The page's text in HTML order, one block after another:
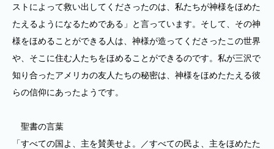
ストによって救い出してくださったのは、私たちが神様をほめた
たえるようになるためである」と言っています。そして、その神
様をほめることができる人は、神様が造ってくださったこの世界
や、そこに住む人たちをほめることができるのです。私が三沢で
知り合ったアメリカの友人たちの秘密は、神様をほめたたえる彼
らの信仰にあったようです。
聖書の言葉
「すべての国よ、主を賛美せよ。／すべての民よ、主をほめたた